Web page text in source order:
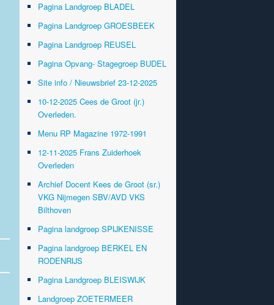
Pagina Landgroep BLADEL
Pagina Landgroep GROESBEEK
Pagina Landgroep REUSEL
Pagina Opvang- Stagegroep BUDEL
Site info / Nieuwsbrief 23-12-2025
10-12-2025 Cees de Groot (jr.)
Overleden.
Menu RP Magazine 1972-1991
12-11-2025 Frans Zuiderhoek
Overleden
Archief Docent Kees de Groot (sr.)
VKG Nijmegen SBV/AVD VKS
Bilthoven
Pagina landgroep SPIJKENISSE
Pagina landgroep BERKEL EN
RODENRIJS
Pagina Landgroep BLEISWIJK
Landgroep ZOETERMEER